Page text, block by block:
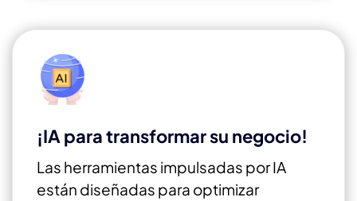
¡IA para transformar su negocio!
Las herramientas impulsadas por IA
están diseñadas para optimizar